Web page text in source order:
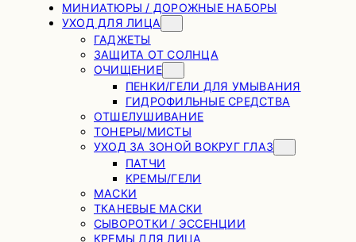
МИНИАТЮРЫ / ДОРОЖНЫЕ НАБОРЫ
УХОД ДЛЯ ЛИЦА
ГАДЖЕТЫ
ЗАЩИТА ОТ СОЛНЦА
ОЧИЩЕНИЕ
ПЕНКИ/ГЕЛИ ДЛЯ УМЫВАНИЯ
ГИДРОФИЛЬНЫЕ СРЕДСТВА
ОТШЕЛУШИВАНИЕ
ТОНЕРЫ/МИСТЫ
УХОД ЗА ЗОНОЙ ВОКРУГ ГЛАЗ
ПАТЧИ
КРЕМЫ/ГЕЛИ
МАСКИ
ТКАНЕВЫЕ МАСКИ
СЫВОРОТКИ / ЭССЕНЦИИ
КРЕМЫ ДЛЯ ЛИЦА